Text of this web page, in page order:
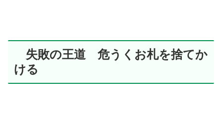
失敗の王道 危うくお札を捨てか
ける